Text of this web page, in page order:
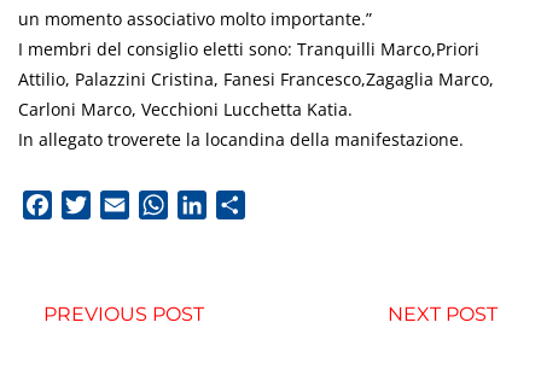
un momento associativo molto importante.”
I membri del consiglio eletti sono: Tranquilli Marco,Priori
Attilio, Palazzini Cristina, Fanesi Francesco,Zagaglia Marco,
Carloni Marco, Vecchioni Lucchetta Katia.
In allegato troverete la locandina della manifestazione.
FacebookTwitterEmail WhatsApp
LinkedIn
PREVIOUS POST NEXT POST